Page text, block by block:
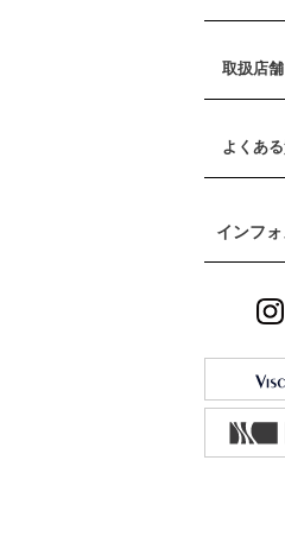
取扱店舗
よくあ
インフ